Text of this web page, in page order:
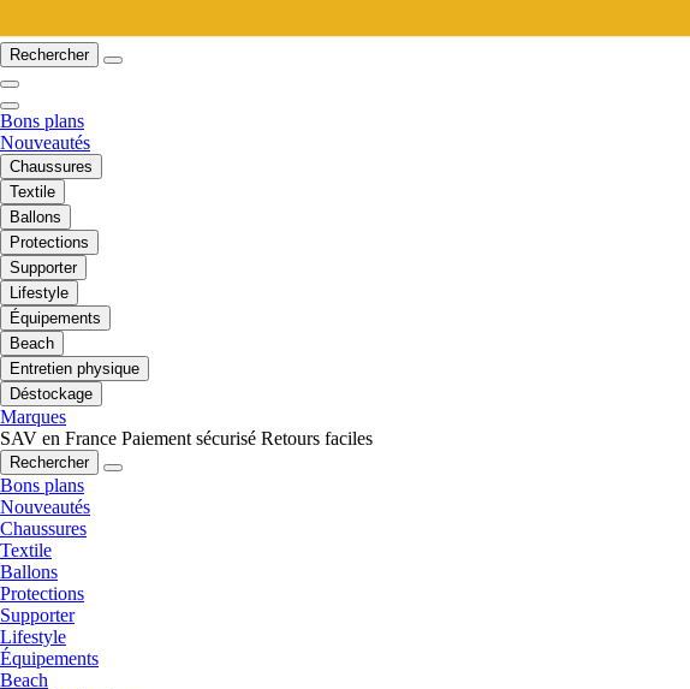
Rechercher
Bons plans
Nouveautés
Chaussures
Textile
Ballons
Protections
Supporter
Lifestyle
Équipements
Beach
Entretien physique
Déstockage
Marques
SAV en France Paiement sécurisé Retours faciles
Rechercher
Bons plans
Nouveautés
Chaussures
Textile
Ballons
Protections
Supporter
Lifestyle
Équipements
Beach